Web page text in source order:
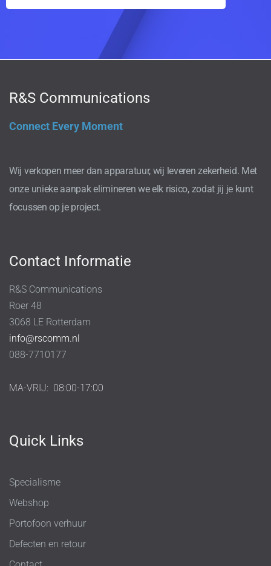
R&S Communications
Connect Every Moment
Wij verkopen meer dan apparatuur, wij leveren zekerheid. Met
onze unieke aanpak elimineren we elk risico, zodat jij je kunt
focussen op je project.
Contact Informatie
R&S Communications
Roer 48
3068 LE Rotterdam
info@rscomm.nl
088-7710177
MA-VRIJ: 08:00-17:00
Quick Links
Specialisme
Webshop
Portofoon verhuur
Defecten en retour